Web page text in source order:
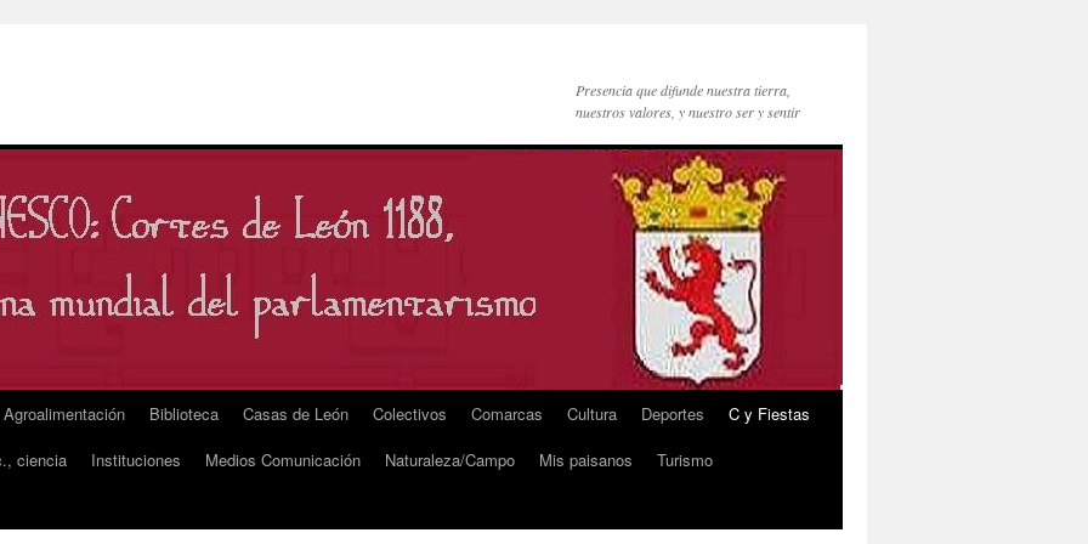
Presencia que difunde nuestra tierra,
nuestros valores, y nuestro ser y sentir
Agroalimentación Biblioteca Casas de León Colectivos Comarcas Cultura Deportes
C y Fiestas
ciencia Instituciones Medios Comunicación Naturaleza/Campo Mis paisanos
Turismo